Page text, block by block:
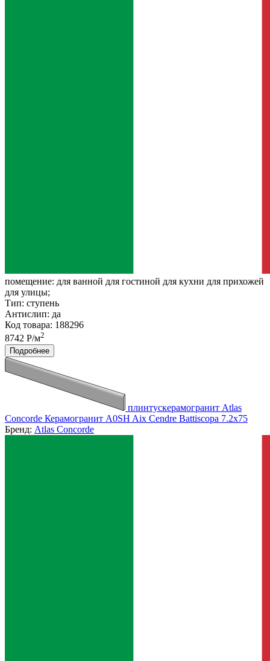
помещение: для ванной для гостиной для кухни для прихожей
для улицы;
Тип: ступень
Антислип: да
Код товара: 188296
8742 Р/м2
Подробнее
плинтускерамогранит Atlas
Concorde Керамогранит A0SH Aix Cendre Battiscopa 7.2x75
Бренд: Atlas Concorde